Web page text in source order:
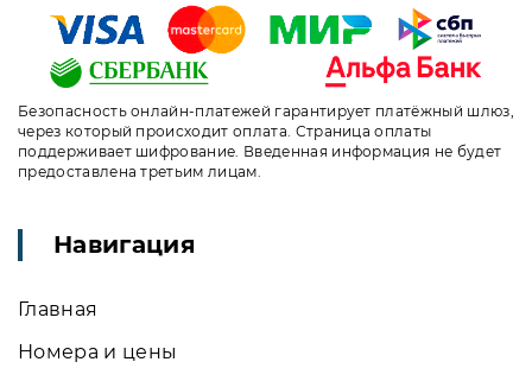
Безопасность онлайн-платежей гарантирует платёжный шлюз,
через который происходит оплата. Страница оплаты
поддерживает шифрование. Введенная информация не будет
предоставлена третьим лицам.
Навигация
Главная
Номера и цены